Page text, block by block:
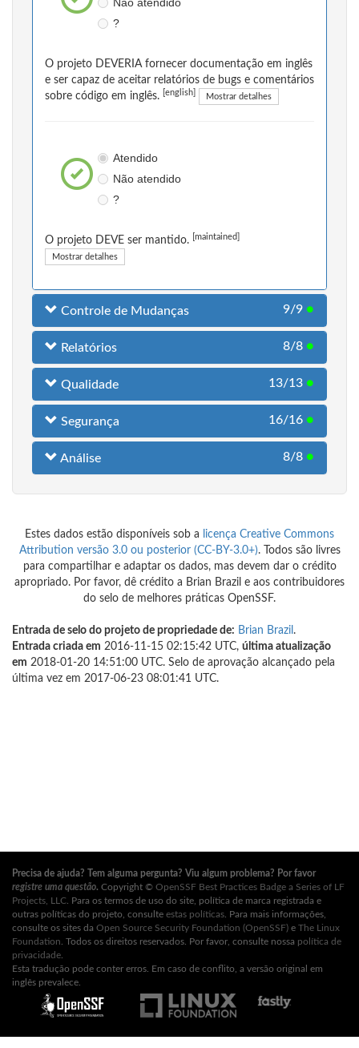
Não atendido
?
O projeto DEVERIA fornecer documentação em inglês
e ser capaz de aceitar relatórios de bugs e comentários
sobre código em inglês.
[english] Mostrar detalhes
Atendido
Não atendido
?
O projeto DEVE ser mantido. [maintained]
Mostrar detalhes
Controle de Mudanças 9/9 ●
Relatórios 8/8 ●
Qualidade 13/13 ●
Segurança 16/16 ●
Análise 8/8 ●
Estes dados estão disponíveis sob a
licença Creative Commons
Attribution versão 3.0 ou posterior (CC-BY-3.0+). Todos são livres
para compartilhar e adaptar os dados, mas devem dar o crédito
apropriado. Por favor, dê crédito a Brian Brazil e aos contribuidores
do selo de melhores práticas OpenSSF.
Entrada de selo do projeto de propriedade de: Brian Brazil .
Entrada criada em 2016-11-15 02:15:42 UTC, última atualização
em 2018-01-20 14:51:00 UTC. Selo de aprovação alcançado pela
última vez em 2017-06-23 08:01:41 UTC.
Precisa de ajuda? Tem alguma pergunta? Viu algum problema? Por favor
registre uma questão. Copyright © OpenSSF Best Practices Badge a Series of LF
Projects, LLC . Para os termos de uso do site, política de marca registrada e
outras políticas do projeto, consulte estas políticas . Para mais informações,
consulte os sites da Open Source Security Foundation (OpenSSF) e The Linux
Foundation . Todos os direitos reservados. Por favor, consulte nossa política de
privacidade
Esta tradução pode conter erros. Em caso de conflito, a versão original em
inglês prevalece.